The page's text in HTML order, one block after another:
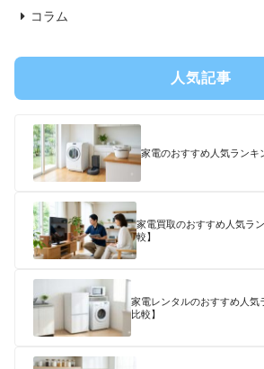
コラム
人気記事
家電のおすすめ人気ランキ
家電買取のおすすめ人気ラ
較】
家電レンタルのおすすめ人気
比較】